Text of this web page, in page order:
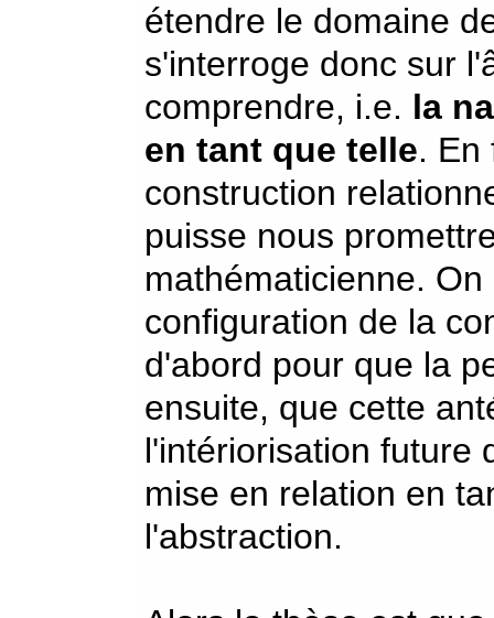
étendre le domaine
s'interroge donc sur
comprendre, i.e. la
en tant que telle. En
construction
puisse nous
mathématicienne.
configuration de la
d'abord pour que la
ensuite, que cette
l'intériorisation future
mise en relation en
l'abstraction.